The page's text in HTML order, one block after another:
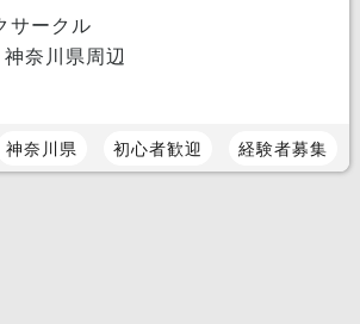
サークル
奈川県周辺
神奈川県 初心者歓迎 経験者募集